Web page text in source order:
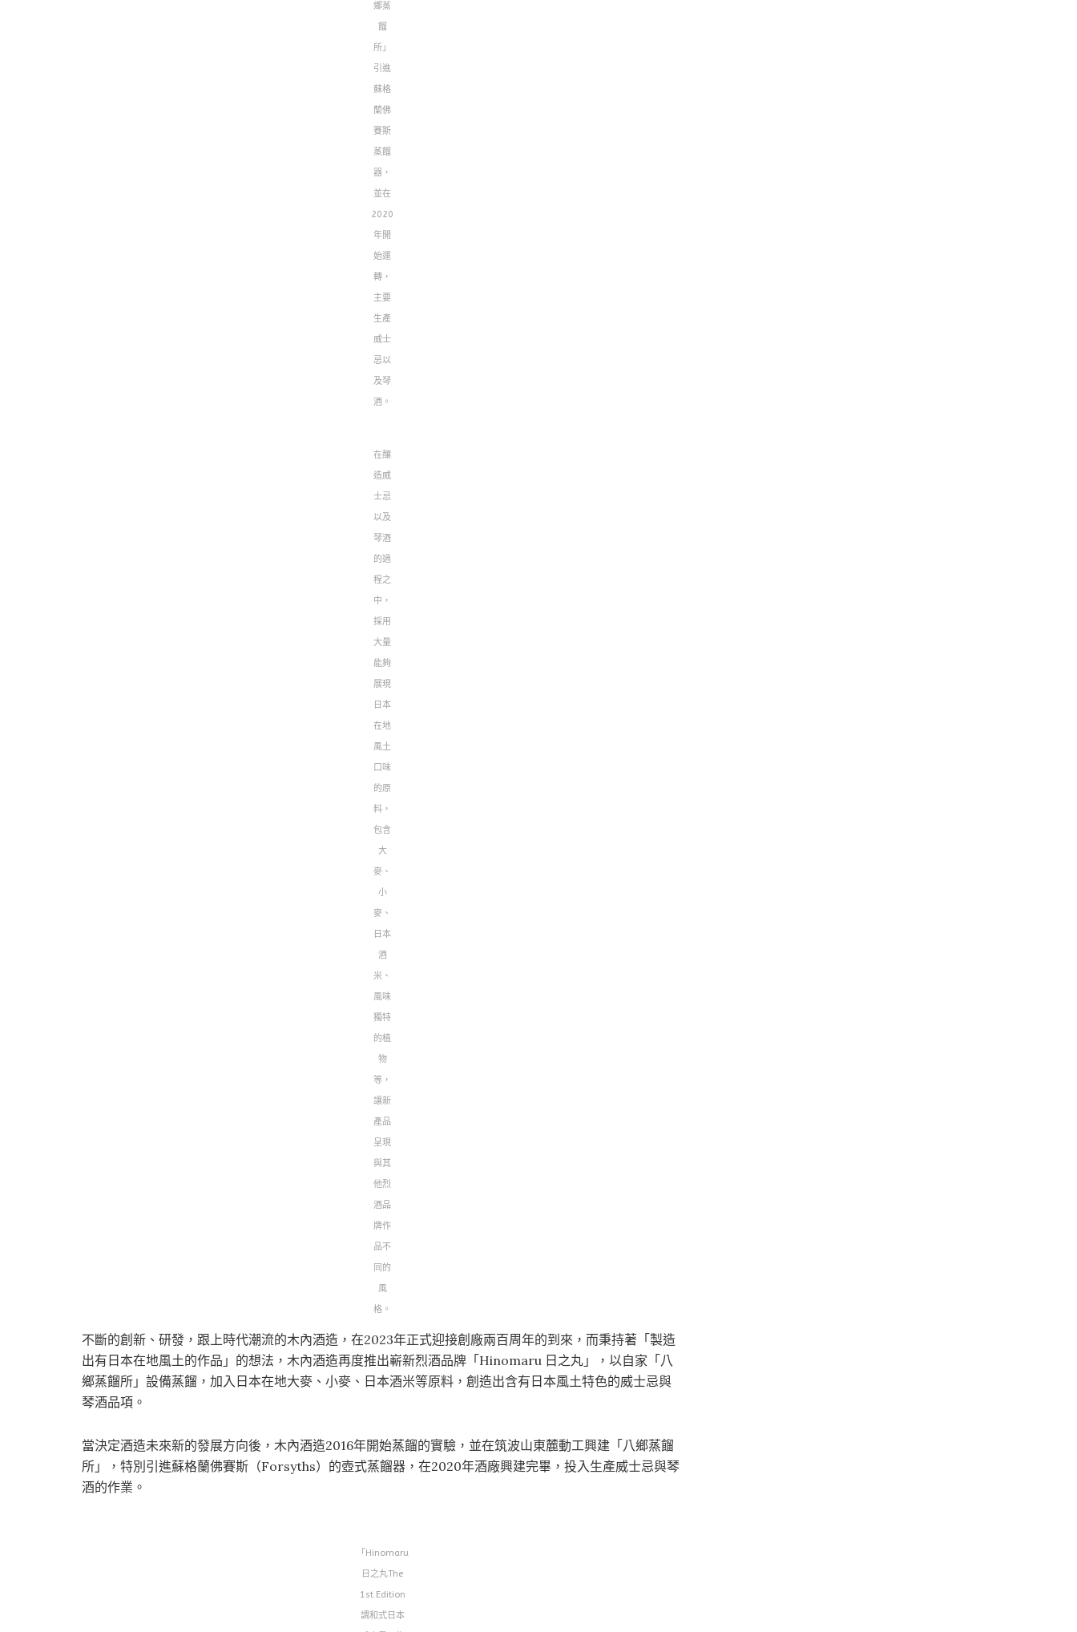
鄉蒸
餾
所」
引進
蘇格
蘭佛
賽斯
蒸餾
器，
並在
2020
年開
始運
轉，
主要
生產
威士
忌以
及琴
酒。
在釀
造威
士忌
以及
琴酒
的過
程之
中，
採用
大量
能夠
展現
日本
在地
風土
口味
的原
料，
包含
大
麥、
小
麥、
日本
酒
米、
風味
獨特
的植
物
等，
讓新
產品
呈現
與其
他烈
酒品
牌作
品不
同的
風
格。
不斷的創新、研發，跟上時代潮流的木內酒造，在2023年正式迎接創廠兩百周年的到來，而秉持著「製造
出有日本在地風土的作品」的想法，木內酒造再度推出嶄新烈酒品牌「Hinomaru 日之丸」，以自家「八
鄉蒸餾所」設備蒸餾，加入日本在地大麥、小麥、日本酒米等原料，創造出含有日本風土特色的威士忌與
琴酒品項。
當決定酒造未來新的發展方向後，木內酒造2016年開始蒸餾的實驗，並在筑波山東麓動工興建「八鄉蒸餾
所」，特別引進蘇格蘭佛賽斯（Forsyths）的壺式蒸餾器，在2020年酒廠興建完畢，投入生產威士忌與琴
酒的作業。
「Hinomaru
日之丸The
1st Edition
調和式日本